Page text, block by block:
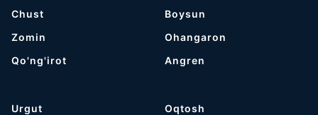
Chust
Zomin
Qo'ng'irot
Boysun
Ohangaron
Angren
Urgut
Oqtosh